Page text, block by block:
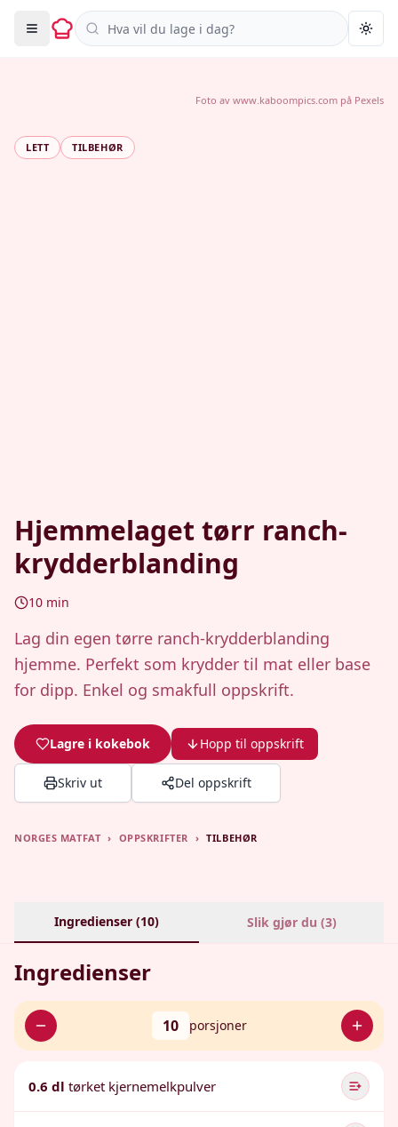
Søk i oppskrifter
LETT TILBEHØR
Hjemmelaget tørr ranch-
krydderblanding
10 min
Lag din egen tørre ranch-krydderblanding
hjemme. Perfekt som krydder til mat eller base
for dipp. Enkel og smakfull oppskrift.
Lagre i kokebok Hopp til oppskrift
Skriv ut Del oppskrift
Foto av www.kaboompics.com på Pexels
NORGES MATFAT › OPPSKRIFTER › TILBEHØR
Ingredienser (10) Slik gjør du (3)
Ingredienser
10 porsjoner
0.6 dl tørket kjernemelkpulver